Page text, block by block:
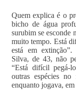
Quem explica é o
bicho de água
surubim se esconde
muito tempo. Está
está em
Silva, de 43, não
“Está difícil pegá-
outras espécies
enquanto jogava,